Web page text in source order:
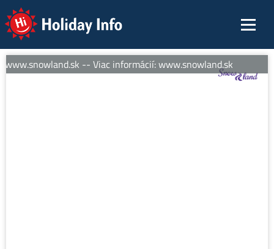
Holiday Info
-- Viac informácií: www.snowland.sk